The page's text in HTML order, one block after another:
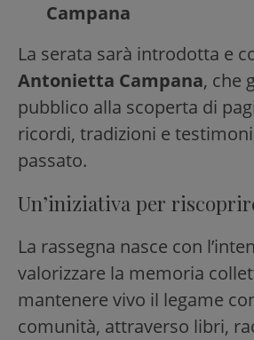
Campana
La serata sarà introdotta e
Antonietta Campana, che
pubblico alla scoperta di
ricordi, tradizioni e
passato.
Un’iniziativa per
La rassegna nasce con
valorizzare la memoria
mantenere vivo il legame
comunità, attraverso libri,